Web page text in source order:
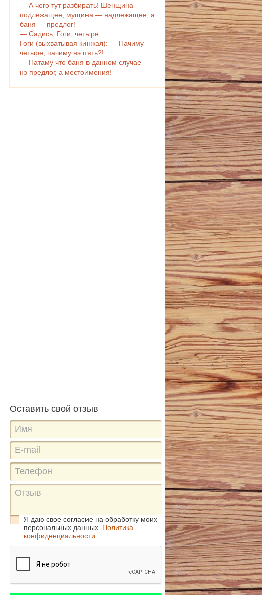
— А чего тут разбирать! Шенщина —
подлежащее, мущина — надлежащее, а
баня — предлог!
— Садись, Гоги, четыре.
Гоги (выхватывая кинжал): — Пачиму
четыре, пачиму нэ пять?!
— Патаму что баня в данном случае —
нэ предлог, а местоимения!
Оставить свой отзыв
Я даю свое согласие на обработку моих
персональных данных. Политика
конфиденциальности